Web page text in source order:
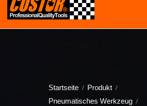
Startseite
Produkt
Pneumatisches Werkzeug